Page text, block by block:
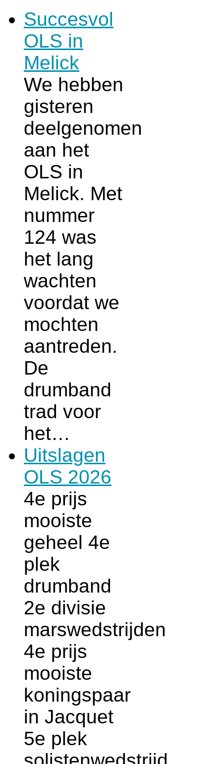
Succesvol
OLS in
Melick
We hebben
gisteren
deelgenomen
aan het
OLS in
Melick. Met
nummer
124 was
het lang
wachten
voordat we
mochten
aantreden.
De
drumband
trad voor
het…
Uitslagen
OLS 2026
4e prijs
mooiste
geheel 4e
plek
drumband
2e divisie
marswedstrijden
4e prijs
mooiste
koningspaar
in Jacquet
5e plek